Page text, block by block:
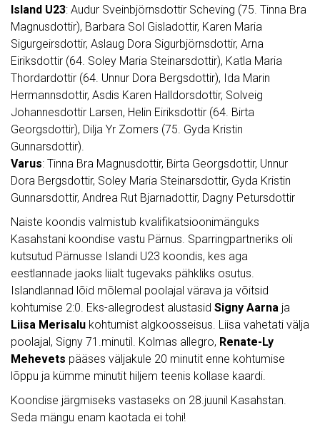
Island U23: Audur Sveinbjörnsdottir Scheving (75. Tinna Bra
Magnusdottir), Barbara Sol Gisladottir, Karen Maria
Sigurgeirsdottir, Aslaug Dora Sigurbjörnsdottir, Arna
Eiriksdottir (64. Soley Maria Steinarsdottir), Katla Maria
Thordardottir (64. Unnur Dora Bergsdottir), Ida Marin
Hermannsdottir, Asdis Karen Halldorsdottir, Solveig
Johannesdottir Larsen, Helin Eiriksdottir (64. Birta
Georgsdottir), Dilja Yr Zomers (75. Gyda Kristin
Gunnarsdottir).
Varus: Tinna Bra Magnusdottir, Birta Georgsdottir, Unnur
Dora Bergsdottir, Soley Maria Steinarsdottir, Gyda Kristin
Gunnarsdottir, Andrea Rut Bjarnadottir, Dagny Petursdottir
Naiste koondis valmistub kvalifikatsioonimänguks
Kasahstani koondise vastu Pärnus. Sparringpartneriks oli
kutsutud Pärnusse Islandi U23 koondis, kes aga
eestlannade jaoks liialt tugevaks pähkliks osutus.
Islandlannad lõid mõlemal poolajal värava ja võitsid
kohtumise 2:0. Eks-allegrodest alustasid Signy Aarna ja
Liisa Merisalu kohtumist algkoosseisus. Liisa vahetati välja
poolajal, Signy 71.minutil. Kolmas allegro, Renate-Ly
Mehevets pääses väljakule 20 minutit enne kohtumise
lõppu ja kümme minutit hiljem teenis kollase kaardi.
Koondise järgmiseks vastaseks on 28.juunil Kasahstan.
Seda mängu enam kaotada ei tohi!